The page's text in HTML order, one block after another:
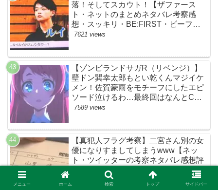
落！そしてスカウト！【ザファース
ト・ネットのまとめネタバレ考察感
想・スッキリ・BE:FIRST・ビーファ
ースト】
7621 views
【ゾンビランドサガR（リベンジ）】
壁ドン巽幸太郎もとい乾くんマジイケ
メン！佐賀豪雨をモチーフにしたエピ
ソード泣けるわ…最終回はなんとCM
なし27分ノンストップ放送！すごすぎ
7589 views
【真犯人フラグ考察】二宮さん別の女
優になりすましてしまうwww【ネッ
ト・ツイッターの考察ネタバレ感想評
価評判あらすじ原作犯人キャスト黒幕
伏線まとめ・山里亮太・蒼井優】
7287 views
メニュー ホーム 検索 トップ サイドバー